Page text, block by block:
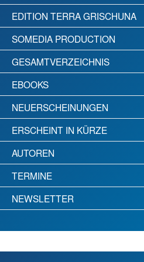
EDITION TERRA GRISCHUNA
SOMEDIA PRODUCTION
GESAMTVERZEICHNIS
EBOOKS
NEUERSCHEINUNGEN
ERSCHEINT IN KÜRZE
AUTOREN
TERMINE
NEWSLETTER